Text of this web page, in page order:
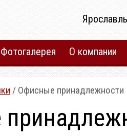
Фотогалерея О компании
/ Офисные принадлежности